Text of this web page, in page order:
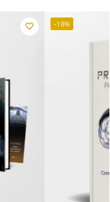
-18%